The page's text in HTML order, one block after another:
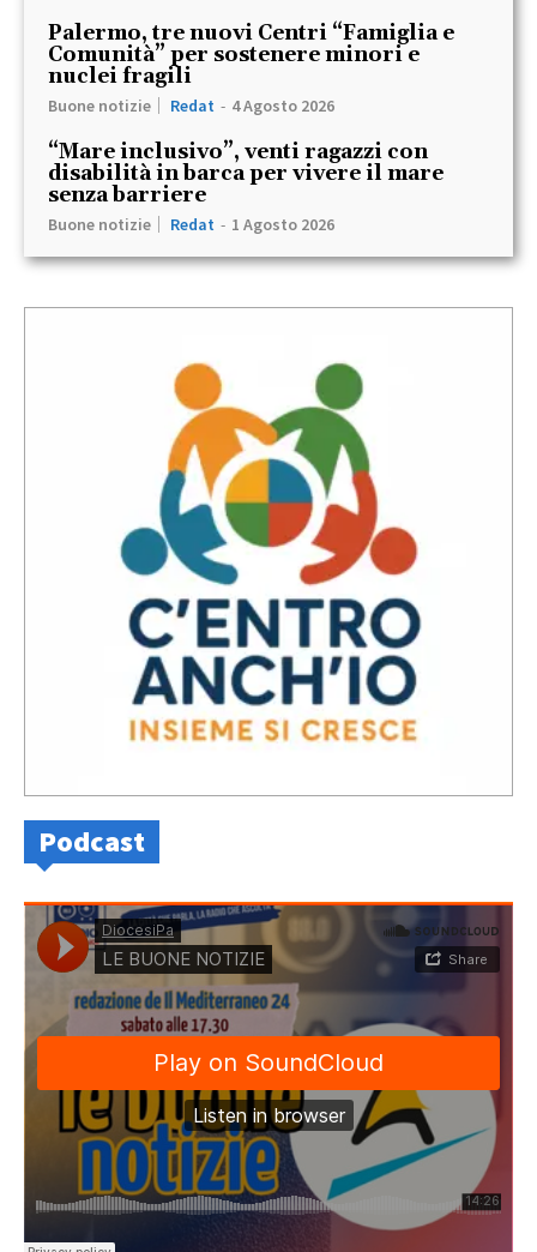
Palermo, tre nuovi Centri “Famiglia e
Comunità” per sostenere minori e
nuclei fragili
Buone notizie Redat - 4 Agosto 2026
“Mare inclusivo”, venti ragazzi con
disabilità in barca per vivere il mare
senza barriere
Buone notizie Redat - 1 Agosto 2026
Podcast